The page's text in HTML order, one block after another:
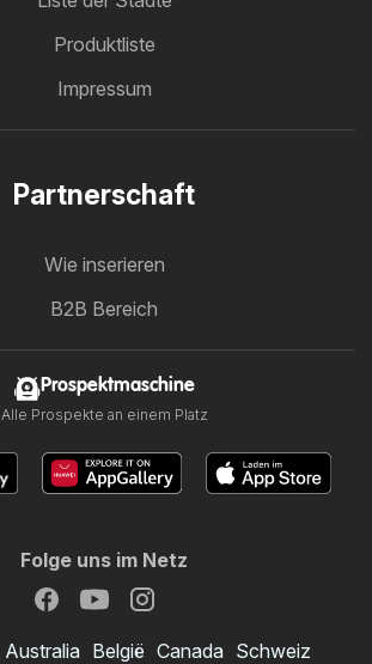
Produktliste
Impressum
Partnerschaft
Wie inserieren
B2B Bereich
Prospektmaschine
Alle Prospekte an einem Platz
Folge uns im Netz
Australia België Canada Schweiz